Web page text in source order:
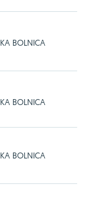
BOLNICA
BOLNICA
BOLNICA